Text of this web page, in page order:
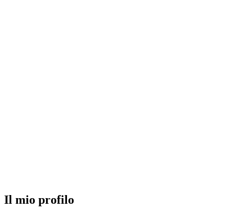
Il mio profilo